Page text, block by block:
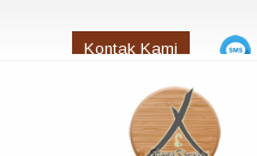
Kontak Kami